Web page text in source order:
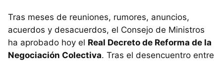
Tras meses de reuniones, rumores, anuncios,
acuerdos y desacuerdos, el Consejo de Ministros
ha aprobado hoy el Real Decreto de Reforma de la
Negociación Colectiva. Tras el desencuentro entre